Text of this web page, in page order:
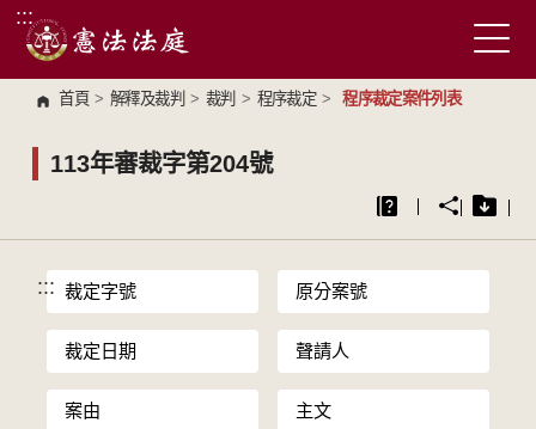
跳到主要內容區塊
:::
首頁 > 解釋及裁判 > 裁判 > 程序裁定 > 程序裁定案件列表
113年審裁字第204號
::: 裁定字號 原分案號
裁定日期 聲請人
案由 主文